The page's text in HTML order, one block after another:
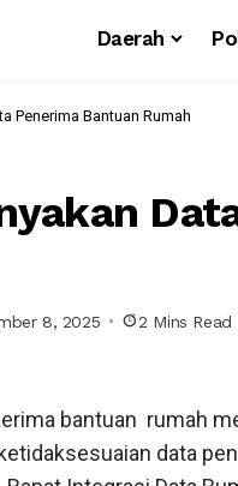
Daerah
Penerima Bantuan Rumah
8, 2025 2 Mins Read
bantuan rumah
data